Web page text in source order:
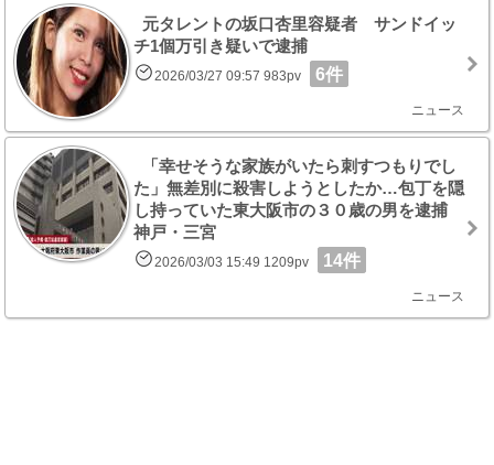
元タレントの坂口杏里容疑者 サンドイッ
チ1個万引き疑いで逮捕
2026/03/27 09:57 983pv 6件
ニュース
「幸せそうな家族がいたら刺すつもりでし
た」無差別に殺害しようとしたか…包丁を隠
し持っていた東大阪市の３０歳の男を逮捕
神戸・三宮
2026/03/03 15:49 1209pv 14件
ニュース